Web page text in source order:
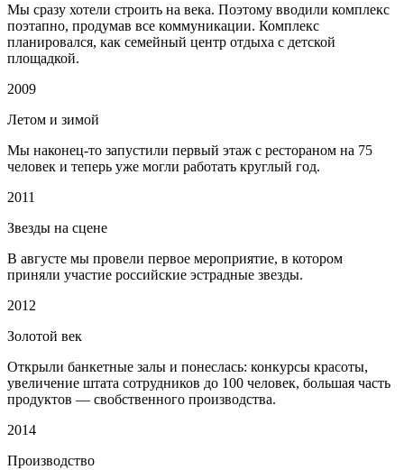
Мы сразу хотели строить на века. Поэтому вводили комплекс
поэтапно, продумав все коммуникации. Комплекс
планировался, как семейный центр отдыха с детской
площадкой.
2009
Летом и зимой
Мы наконец-то запустили первый этаж с рестораном на 75
человек и теперь уже могли работать круглый год.
2011
Звезды на сцене
В августе мы провели первое мероприятие, в котором
приняли участие российские эстрадные звезды.
2012
Золотой век
Открыли банкетные залы и понеслась: конкурсы красоты,
увеличение штата сотрудников до 100 человек, большая часть
продуктов — свобственного производства.
2014
Производство